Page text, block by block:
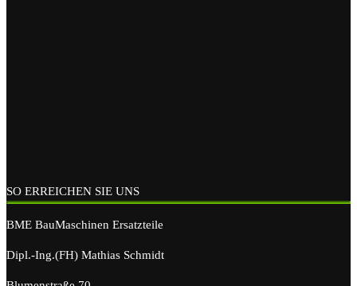
SO ERREICHEN SIE UNS
BME BauMaschinen Ersatzteile
Dipl.-Ing.(FH) Mathias Schmidt